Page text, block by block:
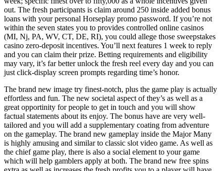
out. The fresh participants is claim around 250 inside added bonus
loans with your personal Horseplay promo password. If you’re not
within the seven states you to provides controlled online casinos
(MI, Nj, PA, WV, CT, DE, RI), you could allege those sweepstakes
casino zero-deposit incentives. You’ll next features 1 week to reply
and you can claim their prize. Betting requirements and eligibility
may vary, it’s far better unlock the fresh reel every day and you can
just click-display screen prompts regarding time’s honor.
The brand new image try finest-notch, plus the game play is actually
effortless and fun. The new societal aspect of they’s as well as a
great opportinity for people to get in touch and you will show
factual statements about its enjoy. The bonus have are very well-
tailored and you will add a supplementary coating from adventure
on the gameplay. The brand new gameplay inside the Major Many
is highly amusing and similar to classic slot video game. As well as
the chief game play, there is also a social element to your game
which will help gamblers apply at both. The brand new free spins